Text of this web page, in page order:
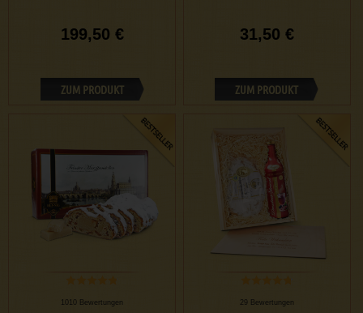
199,50 €
ZUM PRODUKT
31,50 €
ZUM PRODUKT
1010 Bewertungen 29 Bewertungen